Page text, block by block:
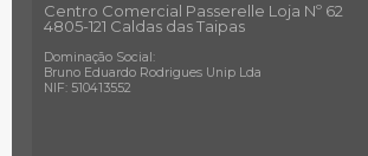
Centro Comercial Passerelle Loja Nº 62
4805-121 Caldas das Taipas
Dominação Social:
Bruno Eduardo Rodrigues Unip Lda
NIF: 510413552